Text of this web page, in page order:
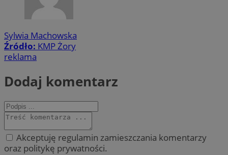
Sylwia Machowska
Źródło: KMP Żory
reklama
Dodaj komentarz
Akceptuję regulamin zamieszczania komentarzy
oraz politykę prywatności.